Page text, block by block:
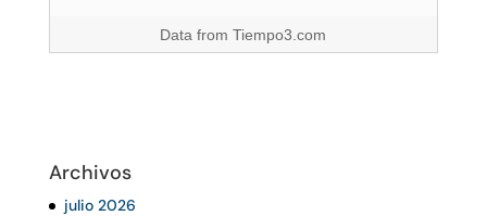
Data fromTiempo3.com
Archivos
julio 2026